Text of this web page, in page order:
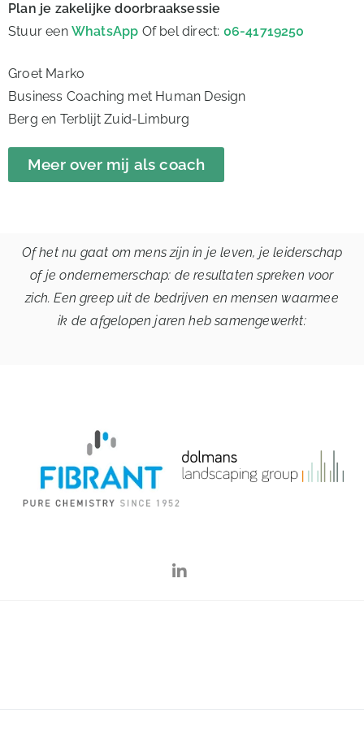
Plan je zakelijke doorbraaksessie
Stuur een WhatsApp Of bel direct: 06-41719250
Groet Marko
Business Coaching met Human Design
Berg en Terblijt Zuid-Limburg
Meer over mij als coach
Of het nu gaat om mens zijn in je leven, je leiderschap
of je ondernemerschap: de resultaten spreken voor
zich. Een greep uit de bedrijven en mensen waarmee
ik de afgelopen jaren heb samengewerkt: